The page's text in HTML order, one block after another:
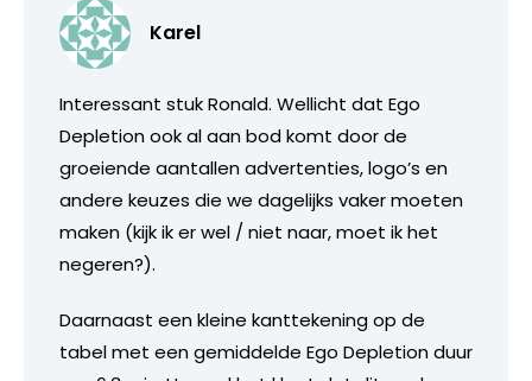
Karel
Interessant stuk Ronald. Wellicht dat Ego
Depletion ook al aan bod komt door de
groeiende aantallen advertenties, logo’s en
andere keuzes die we dagelijks vaker moeten
maken (kijk ik er wel / niet naar, moet ik het
negeren?).
Daarnaast een kleine kanttekening op de
tabel met een gemiddelde Ego Depletion duur